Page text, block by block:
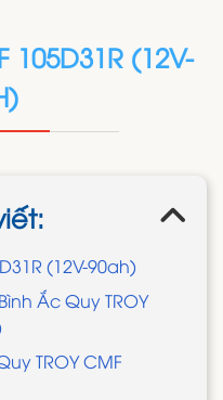
105D31R (12V-
(12V-90ah)
Ắc Quy TROY
TROY CMF